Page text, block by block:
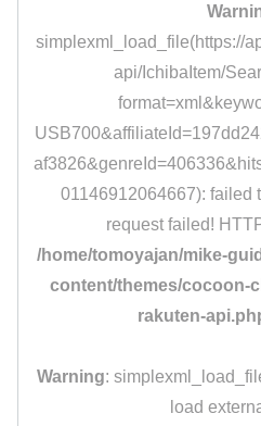
simplexml_load_file(https://
api/IchibaItem/
01146912064667): failed
request failed!
/home/tomoyajan/mike-
content/themes/cocoon-
rakuten-
Warning:
load